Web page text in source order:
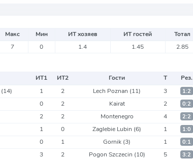
Макс Мин ИТ хозяев ИТ гостей
Тотал
7 0 1.4 1.45 2.85
ИТ1 ИТ2 Гости Т
Рез.
(14) 1 2 Lech Poznan (11) 3 1:2
0 2 Kairat 2 0:2
2 2 Montenegro 4 2:2
1 0 Zaglebie Lubin (6) 1 1:0
0 1 Gornik (3) 1 0:1
3 2 Pogon Szczecin (10) 5 3:2